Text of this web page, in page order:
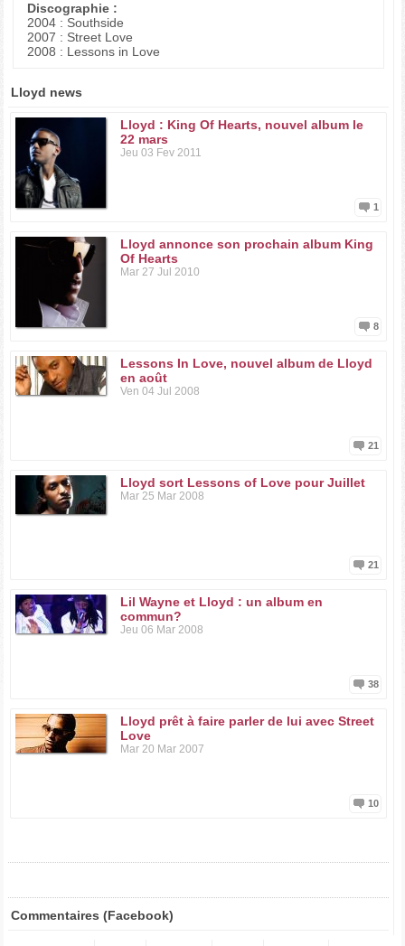
Discographie :
2004 : Southside
2007 : Street Love
2008 : Lessons in Love
Lloyd news
Lloyd : King Of Hearts, nouvel album le
22 mars
Jeu 03 Fev 2011
1
Lloyd annonce son prochain album King
Of Hearts
Mar 27 Jul 2010
8
Lessons In Love, nouvel album de Lloyd
en août
Ven 04 Jul 2008
21
Lloyd sort Lessons of Love pour Juillet
Mar 25 Mar 2008
21
Lil Wayne et Lloyd : un album en
commun?
Jeu 06 Mar 2008
38
Lloyd prêt à faire parler de lui avec Street
Love
Mar 20 Mar 2007
10
Commentaires (Facebook)